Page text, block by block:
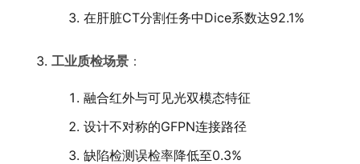
在肝脏CT分割任务中Dice系数达92.1%
工业质检场景 ：
融合红外与可见光双模态特征
设计不对称的GFPN连接路径
缺陷检测误检率降低至0.3%